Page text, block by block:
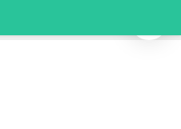
Voir l'image en plein écran